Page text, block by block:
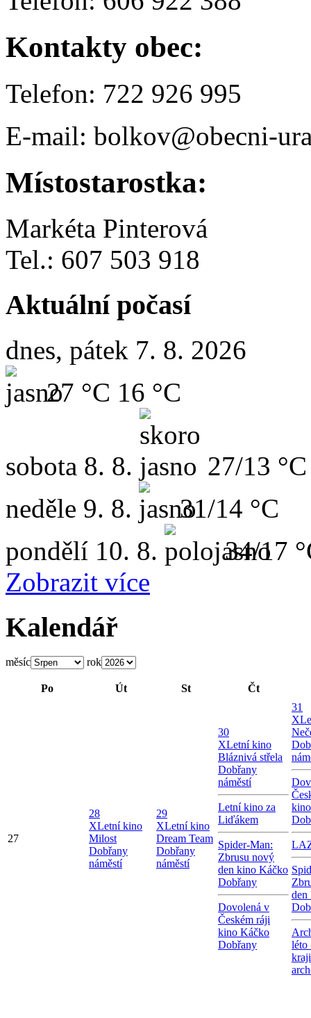
Kontakty obec:
Telefon: 722 926 995
E-mail: bolkov@obecni-
Místostarostka:
Markéta Pinterová
Tel.: 607 503 918
Aktuální počasí
dnes, pátek 7. 8. 2026
27 °C 16 °C
sobota 8. 8.
27/13 °C
neděle 9. 8.
31/14 °C
pondělí 10. 8.
34/17
Zobrazit více
Kalendář
měsíc rok
Po Út St Čt
27
28
XLetní kino
Milost
Dobřany
náměstí
29
XLetní kino
Dream Team
Dobřany
náměstí
30
XLetní kino
Bláznivá střela
Dobřany
náměstí
Letní kino za
Liďákem
Spider-Man:
Zbrusu nový
den kino Káčko
Dobřany
Dovolená v
Českém ráji
kino Káčko
Dobřany
31
X
den
léto